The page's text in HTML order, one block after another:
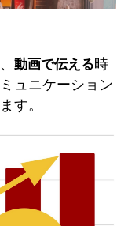
動画で伝える時
ュニケーション
す。